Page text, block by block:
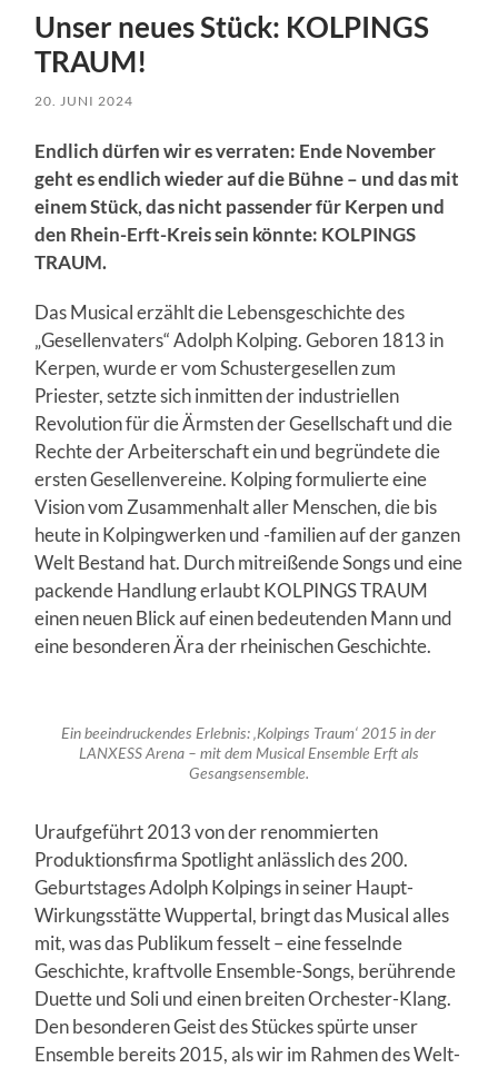
Unser neues Stück: KOLPINGS
TRAUM!
20. JUNI 2024
Endlich dürfen wir es verraten: Ende November
geht es endlich wieder auf die Bühne – und das mit
einem Stück, das nicht passender für Kerpen und
den Rhein-Erft-Kreis sein könnte: KOLPINGS
TRAUM.
Das Musical erzählt die Lebensgeschichte des
„Gesellenvaters“ Adolph Kolping. Geboren 1813 in
Kerpen, wurde er vom Schustergesellen zum
Priester, setzte sich inmitten der industriellen
Revolution für die Ärmsten der Gesellschaft und die
Rechte der Arbeiterschaft ein und begründete die
ersten Gesellenvereine. Kolping formulierte eine
Vision vom Zusammenhalt aller Menschen, die bis
heute in Kolpingwerken und -familien auf der ganzen
Welt Bestand hat. Durch mitreißende Songs und eine
packende Handlung erlaubt KOLPINGS TRAUM
einen neuen Blick auf einen bedeutenden Mann und
eine besonderen Ära der rheinischen Geschichte.
Ein beeindruckendes Erlebnis: ‚Kolpings Traum‘ 2015 in der
LANXESS Arena – mit dem Musical Ensemble Erft als
Gesangsensemble.
Uraufgeführt 2013 von der renommierten
Produktionsfirma Spotlight anlässlich des 200.
Geburtstages Adolph Kolpings in seiner Haupt-
Wirkungsstätte Wuppertal, bringt das Musical alles
mit, was das Publikum fesselt – eine fesselnde
Geschichte, kraftvolle Ensemble-Songs, berührende
Duette und Soli und einen breiten Orchester-Klang.
Den besonderen Geist des Stückes spürte unser
Ensemble bereits 2015, als wir im Rahmen des Welt-